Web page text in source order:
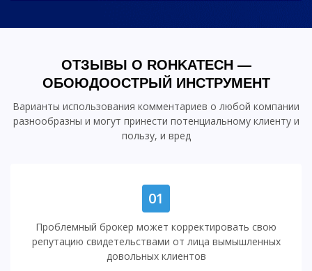
ОТЗЫВЫ О ROHKATECH —
ОБОЮДООСТРЫЙ ИНСТРУМЕНТ
Варианты использования комментариев о любой компании
разнообразны и могут принести потенциальному клиенту и
пользу, и вред
01
Проблемный брокер может корректировать свою
репутацию свидетельствами от лица вымышленных
довольных клиентов